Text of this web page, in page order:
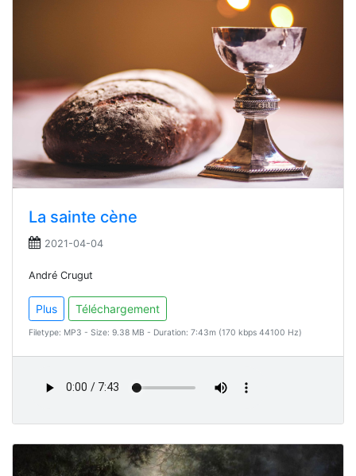
La sainte cène
2021-04-04
André Crugut
Plus Téléchargement
Filetype: MP3 - Size: 9.38 MB - Duration: 7:43m (170 kbps 44100 Hz)